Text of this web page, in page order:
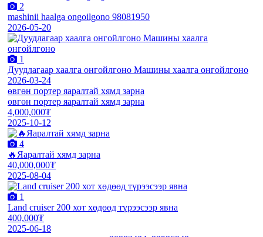
2
mashinii haalga ongoilgono 98081950
2026-05-20
1
Дуудлагаар хаалга онгойлгоно Машины хаалга онгойлгоно
2026-03-24
өвгөн портер яаралтай хямд зарна
өвгөн портер яаралтай хямд зарна
4,000,000₮
2025-10-12
4
🔥Яаралтай хямд зарна
40,000,000₮
2025-08-04
1
Land cruiser 200 хот хөдөөд түрээсээр явна
400,000₮
2025-06-18